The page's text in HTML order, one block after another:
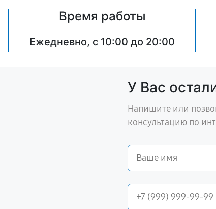
Время работы
Ежедневно, с 10:00 до 20:00
У Вас
Напишите или
консультацию по